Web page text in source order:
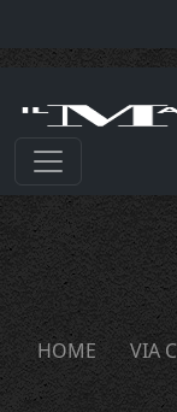
HOME VIA